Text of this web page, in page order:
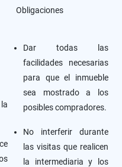
Obligaciones
Dar todas las
facilidades necesarias
para que el inmueble
sea mostrado a los
posibles compradores.
No interferir durante
las visitas que realicen
la intermediaria y los